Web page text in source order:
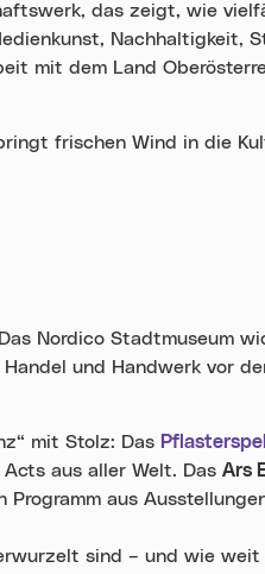
das zeigt, wie
Nachhaltigkeit,
mit dem Land
frischen Wind in die
Nordico Stadtmuseum
und Handwerk vor
mit Stolz: Das
aus aller Welt. Das Ars
aus
sind – und wie